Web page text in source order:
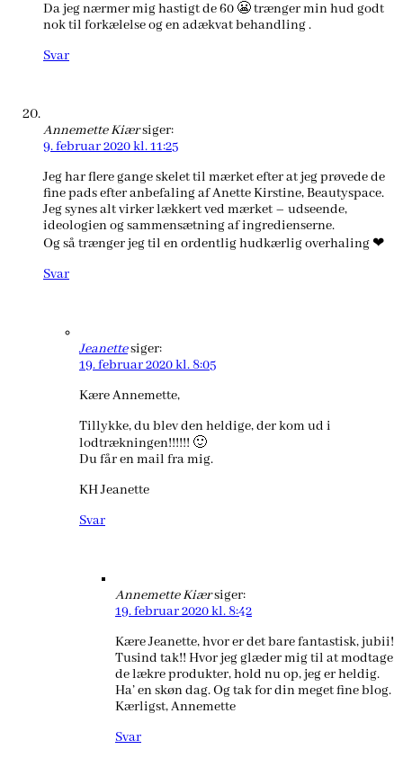
Da jeg nærmer mig hastigt de 60 😬 trænger min hud godt
nok til forkælelse og en adækvat behandling .
Svar
Annemette Kiærsiger:
9. februar 2020 kl. 11:25
Jeg har flere gange skelet til mærket efter at jeg prøvede de
fine pads efter anbefaling af Anette Kirstine, Beautyspace.
Jeg synes alt virker lækkert ved mærket – udseende,
ideologien og sammensætning af ingredienserne.
Og så trænger jeg til en ordentlig hudkærlig overhaling ❤
Svar
Jeanettesiger:
19. februar 2020 kl. 8:05
Kære Annemette,
Tillykke, du blev den heldige, der kom ud i
lodtrækningen!!!!!! 🙂
Du får en mail fra mig.
KH Jeanette
Svar
Annemette Kiærsiger:
19. februar 2020 kl. 8:42
Kære Jeanette, hvor er det bare fantastisk, jubii!
Tusind tak!! Hvor jeg glæder mig til at modtage
de lækre produkter, hold nu op, jeg er heldig.
Ha’ en skøn dag. Og tak for din meget fine blog.
Kærligst, Annemette
Svar